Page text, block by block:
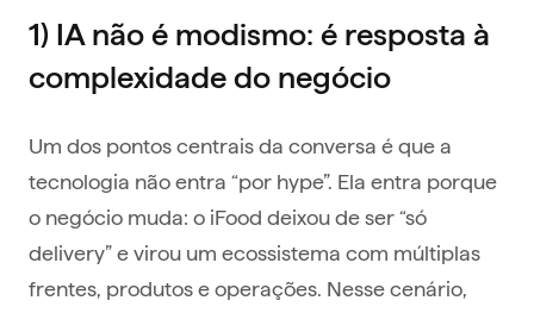
1) IA não é modismo: é resposta à
complexidade do negócio
Um dos pontos centrais da conversa é que a
tecnologia não entra “por hype”. Ela entra porque
o negócio muda: o iFood deixou de ser “só
delivery” e virou um ecossistema com múltiplas
frentes, produtos e operações. Nesse cenário,